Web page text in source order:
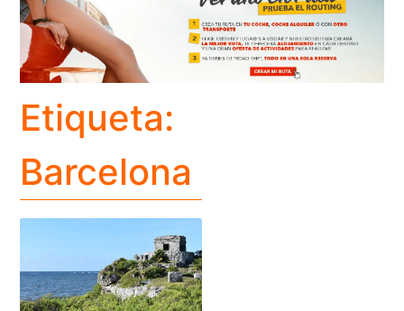
Etiqueta:
Barcelona